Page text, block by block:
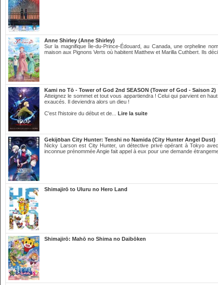
Anne Shirley (Anne Shirley)
Sur la magnifique Île-du-Prince-Édouard, au Canada, une orpheline
maison aux Pignons Verts où habitent Matthew et Marilla Cuthbert. Ils
Kami no Tō - Tower of God 2nd SEASON (Tower of God - Saison 2)
Atteignez le sommet et tout vous appartiendra ! Celui qui parvient en
exaucés. Il deviendra alors un dieu !
C'est l'histoire du début et de... Lire la suite
Gekijо̄ban City Hunter: Tenshi no Namida (City Hunter Angel Dust)
Nicky Larson est City Hunter, un détective privé opérant à Tokyo
inconnue prénommée Angie fait appel à eux pour une demande
Shimajirō to Uluru no Hero Land
Shimajirō: Mahō no Shima no Daibōken